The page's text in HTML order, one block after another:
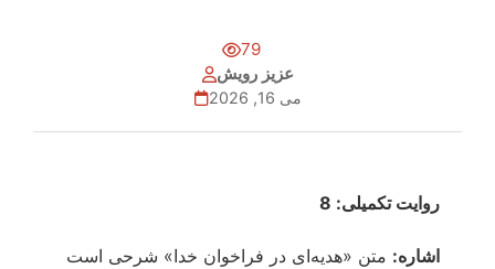
79
عزیز رویش
می 16, 2026
روایت تکمیلی: 8
اشاره: متن «هدیه‌ای در فراخوان خدا» شرحی است